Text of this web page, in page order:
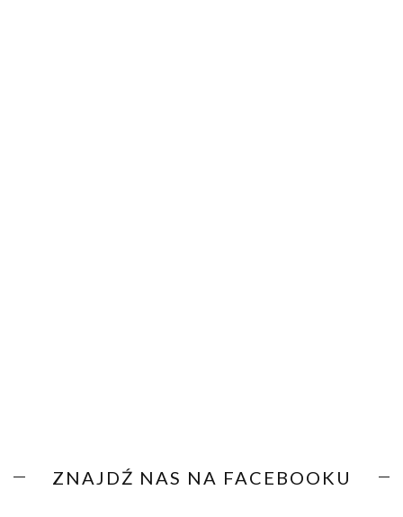
ZNAJDŹ NAS NA FACEBOOKU